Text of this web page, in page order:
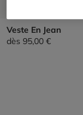
Veste En Jean
dès 95,00 €